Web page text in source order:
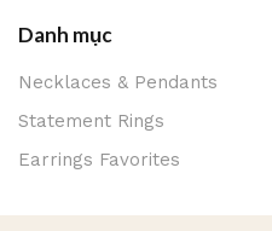
Danh mục
Necklaces & Pendants
Statement Rings
Earrings Favorites